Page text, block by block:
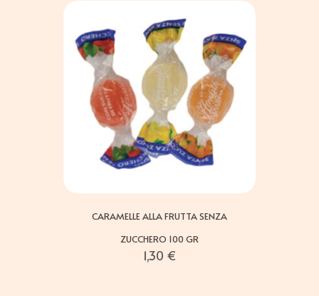
CARAMELLE ALLA FRUTTA SENZA
ZUCCHERO 100 GR
1,30 €